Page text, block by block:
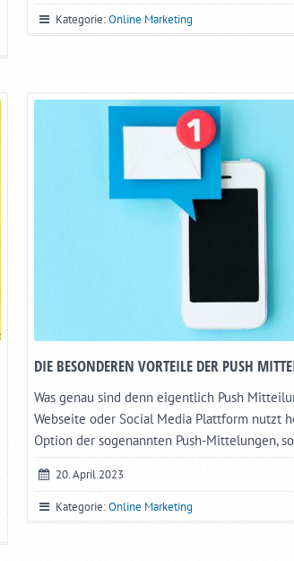
Kategorie:Online Marketing
DIE BESONDEREN VORTEILE DER PUSH
Was genau sind denn eigentlich Push
Webseite oder Social Media Plattform nutzt
Option der sogenannten Push-Mittelungen,
20. April 2023
Kategorie:Online Marketing